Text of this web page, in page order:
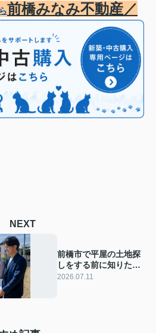
前橋みなみ不動産／
NEXT
前橋市で平屋の土地探
しをする前に知りたい
コツ！失敗しない進め
2026.07.11